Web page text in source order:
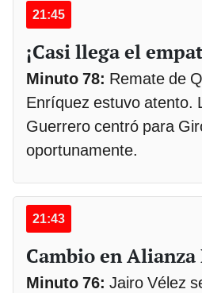
21:45
¡Casi llega el
Minuto 78: Remate de
Enríquez estuvo atento.
Guerrero centró para
oportunamente.
21:43
Cambio en Alianza
Minuto 76: Jairo Vélez